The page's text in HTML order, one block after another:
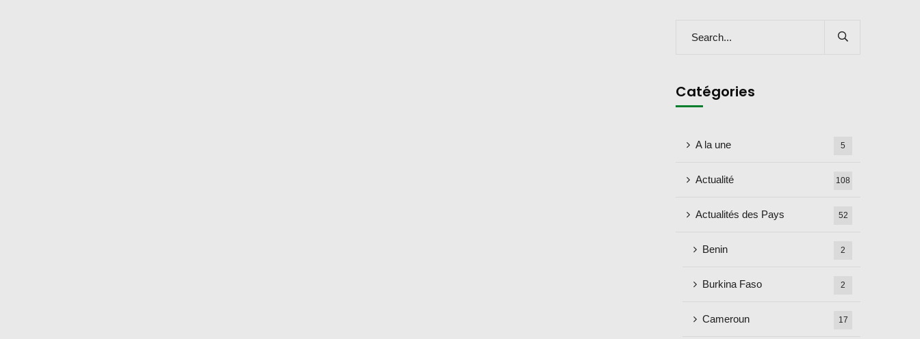
Catégories
A la une 5
Actualité 108
Actualités des Pays 52
Benin 2
Burkina Faso 2
Cameroun 17